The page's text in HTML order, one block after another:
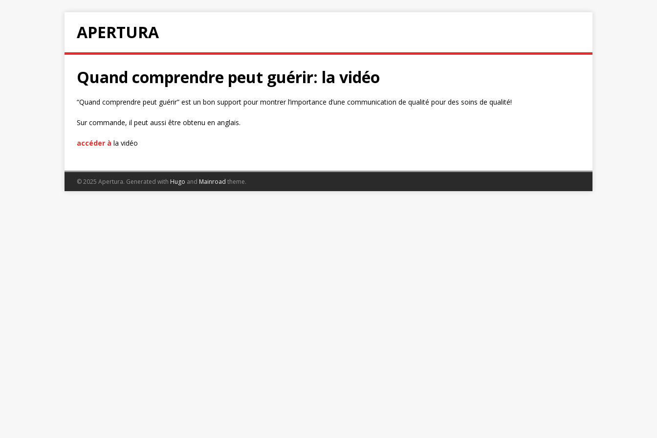
APERTURA
Quand comprendre peut guérir: la vidéo
“Quand comprendre peut guérir” est un bon support pour montrer l’importance d’une communication de qualité pour des soins de qualité!
Sur commande, il peut aussi être obtenu en anglais.
accéder à la vidéo
© 2025 Apertura. Generated with Hugo and Mainroad theme.